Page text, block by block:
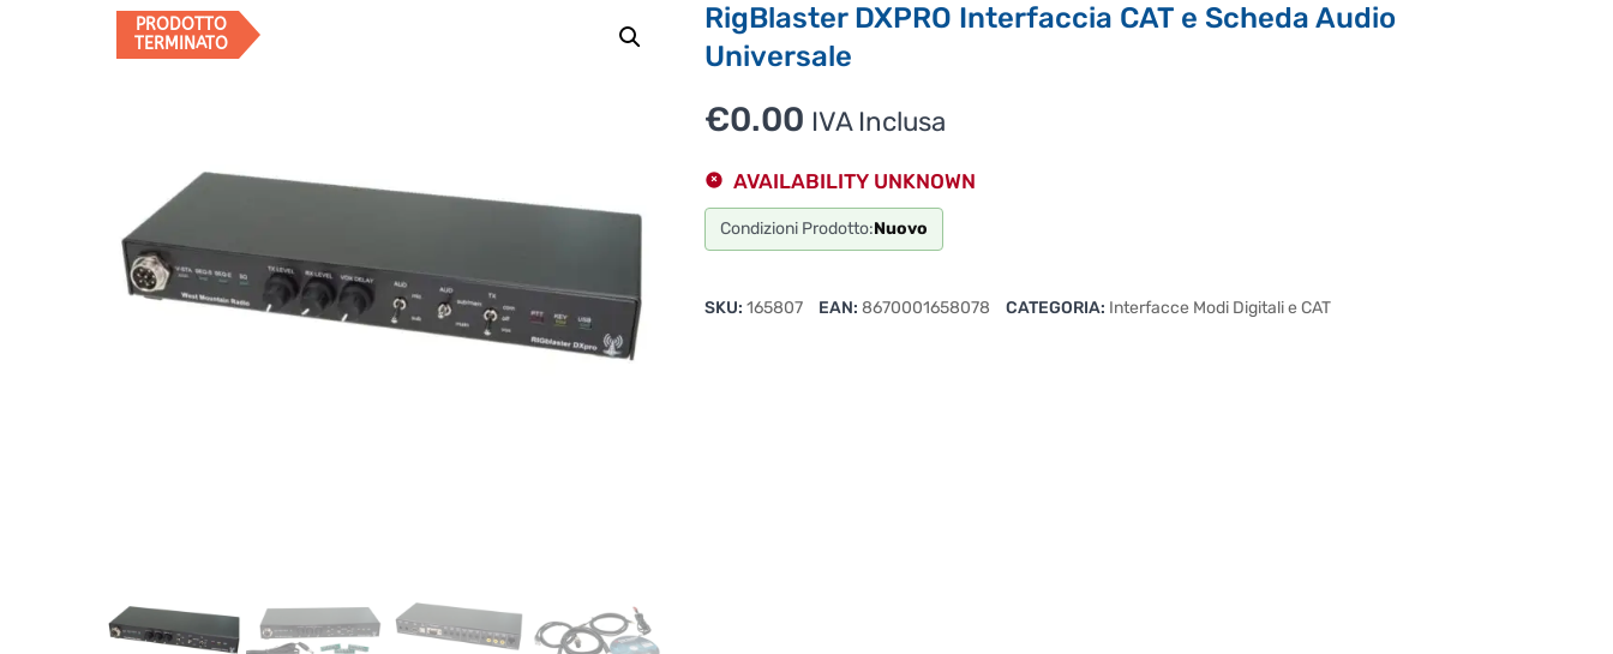
PRODOTTO
TERMINATO
RigBlaster DXPRO Interfaccia CAT e Scheda Audio
Universale
€0.00 IVA Inclusa
AVAILABILITY UNKNOWN
Condizioni Prodotto:Nuovo
SKU: 165807 EAN: 8670001658078 CATEGORIA: Interfacce Modi Digitali e CAT